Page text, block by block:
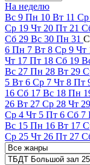
На неделю
Вс 9 Пн 10 Вт 11 Ср
Ср 19 Чт 20 Пт 21
Сб 29 Вс 30 Пн 31
6 Пн 7 Вт 8 Ср 9 Чт
Чт 17 Пт 18 Сб 19
Вс 27 Пн 28 Вт 29
5 Вт 6 Ср 7 Чт 8 Пт
16 Сб 17 Вс 18 Пн
26 Вт 27 Ср 28 Чт 29
Ср 4 Чт 5 Пт 6 Сб 7
Вс 15 Пн 16 Вт 17
Ср 25 Чт 26 Пт 27